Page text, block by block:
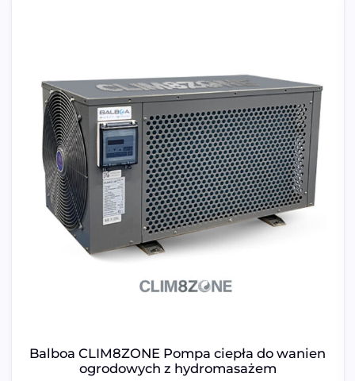
Balboa CLIM8ZONE Pompa ciepła do wanien
ogrodowych z hydromasażem